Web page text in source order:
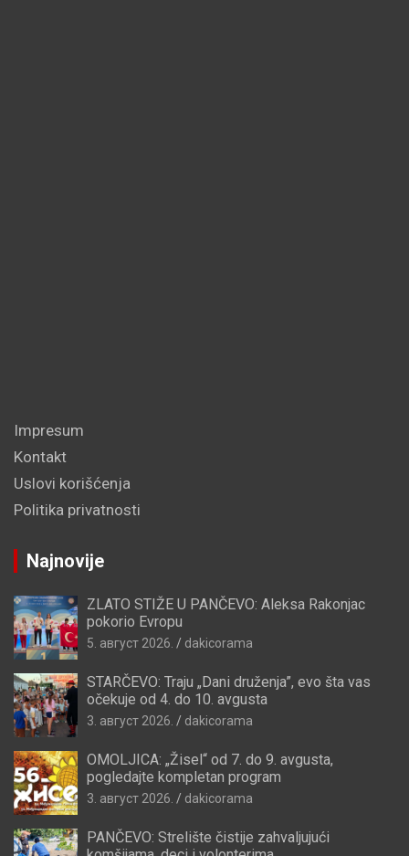
Impresum
Kontakt
Uslovi korišćenja
Politika privatnosti
Najnovije
ZLATO STIŽE U PANČEVO: Aleksa Rakonjac
pokorio Evropu
5. август 2026. dakicorama
STARČEVO: Traju „Dani druženja”, evo šta vas
očekuje od 4. do 10. avgusta
3. август 2026. dakicorama
OMOLJICA: „Žisel“ od 7. do 9. avgusta,
pogledajte kompletan program
3. август 2026. dakicorama
PANČEVO: Strelište čistije zahvaljujući